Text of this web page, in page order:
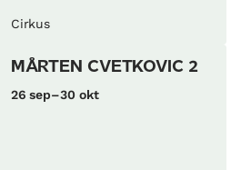
Cirkus
MÅRTEN CVETKOVIC 2
26 sep–30 okt